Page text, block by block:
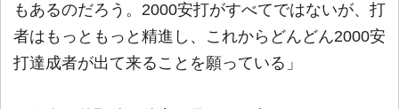
もあるのだろう。2000安打がすべてではないが、打
者はもっともっと精進し、これからどんどん2000安
打達成者が出て来ることを願っている」